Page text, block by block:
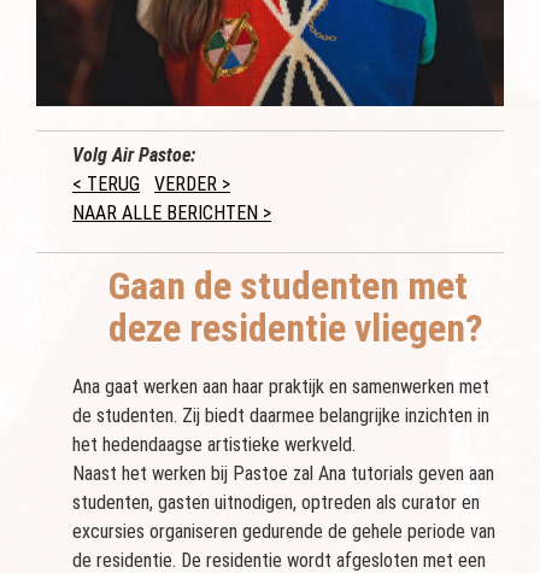
Volg Air Pastoe:
< TERUG
VERDER >
NAAR ALLE BERICHTEN >
Gaan de studenten met
deze residentie vliegen?
Ana gaat werken aan haar praktijk en samenwerken met
de studenten. Zij biedt daarmee belangrijke inzichten in
het hedendaagse artistieke werkveld.
Naast het werken bij Pastoe zal Ana tutorials geven aan
studenten, gasten uitnodigen, optreden als curator en
excursies organiseren gedurende de gehele periode van
de residentie. De residentie wordt afgesloten met een